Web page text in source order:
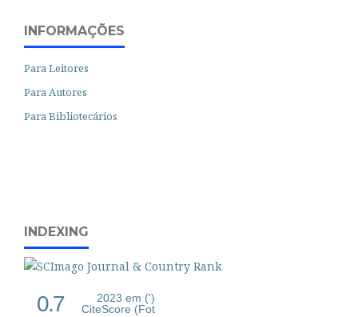
INFORMAÇÕES
Para Leitores
Para Autores
Para Bibliotecários
INDEXING
0.7
2023 em (')
CiteScore (Fot